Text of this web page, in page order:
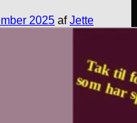
2025 afJette